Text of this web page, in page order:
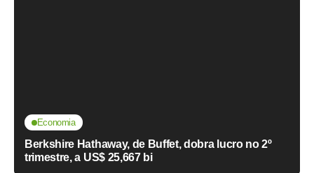
Economia
Berkshire Hathaway, de Buffet, dobra lucro no 2º
trimestre, a US$ 25,667 bi